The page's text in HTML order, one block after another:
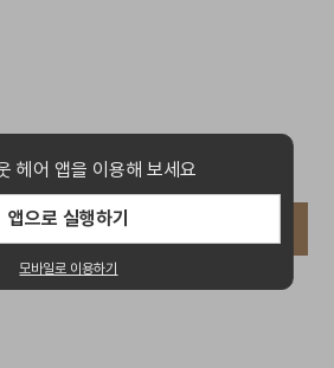
다음
헤어 앱을 이용해 보세요
앱으로 실행하기
모바일로 이용하기